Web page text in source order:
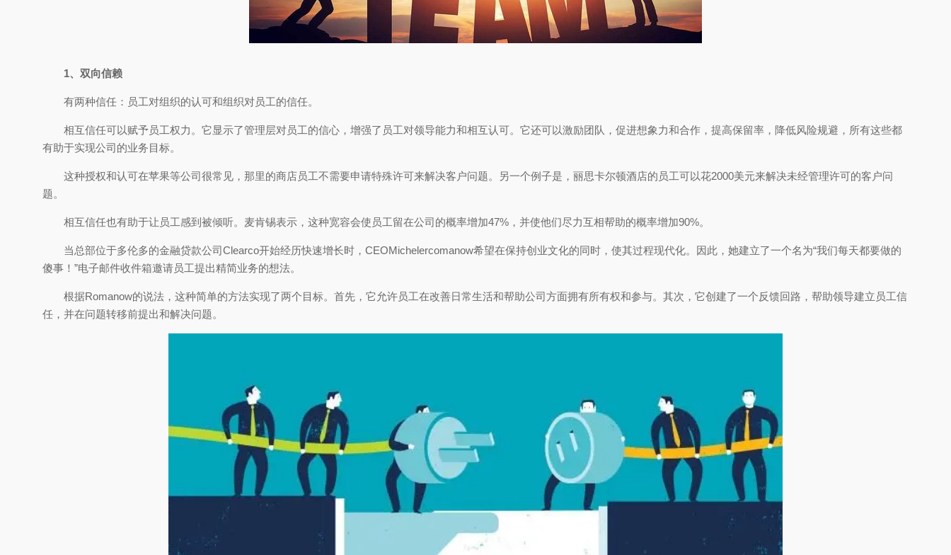
1、双向信赖
有两种信任：员工对组织的认可和组织对员工的信任。
相互信任可以赋予员工权力。它显示了管理层对员工的信心，增强了员工对领导能力和相互认可。它还可以激励团队，促进想象力和合作，提高保留率，降低风险规避，所有这些都
有助于实现公司的业务目标。
这种授权和认可在苹果等公司很常见，那里的商店员工不需要申请特殊许可来解决客户问题。另一个例子是，丽思卡尔顿酒店的员工可以花2000美元来解决未经管理许可的客户问
题。
相互信任也有助于让员工感到被倾听。麦肯锡表示，这种宽容会使员工留在公司的概率增加47%，并使他们尽力互相帮助的概率增加90%。
当总部位于多伦多的金融贷款公司Clearco开始经历快速增长时，CEOMichelercomanow希望在保持创业文化的同时，使其过程现代化。因此，她建立了一个名为“我们每天都要做的
傻事！”电子邮件收件箱邀请员工提出精简业务的想法。
根据Romanow的说法，这种简单的方法实现了两个目标。首先，它允许员工在改善日常生活和帮助公司方面拥有所有权和参与。其次，它创建了一个反馈回路，帮助领导建立员工信
任，并在问题转移前提出和解决问题。